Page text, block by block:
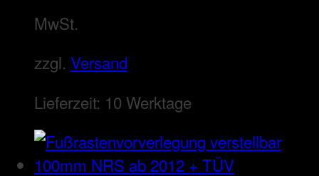
MwSt.
zzgl. Versand
Lieferzeit: 10 Werktage